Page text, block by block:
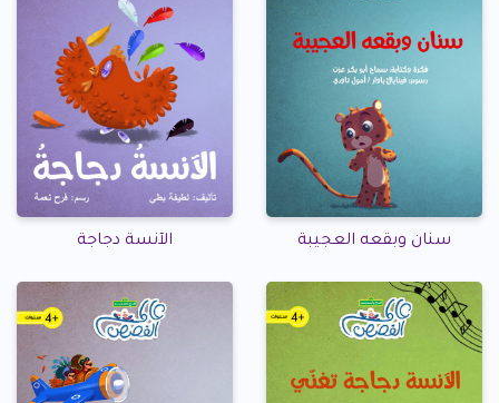
سنان وبقعه العجيبة الآنسة دجاجة